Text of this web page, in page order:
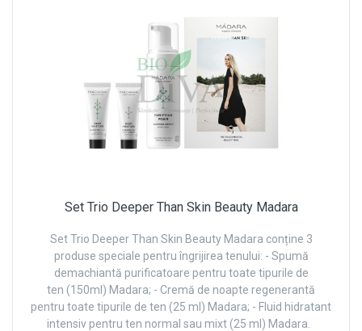
Set Trio Deeper Than Skin Beauty Madara
Set Trio Deeper Than Skin Beauty Madara conține 3
produse speciale pentru îngrijirea tenului: - Spumă
demachiantă purificatoare pentru toate tipurile de
ten (150ml) Madara; - Cremă de noapte regenerantă
pentru toate tipurile de ten (25 ml) Madara; - Fluid hidratant
intensiv pentru ten normal sau mixt (25 ml) Madara.